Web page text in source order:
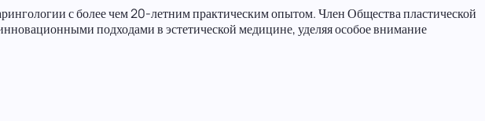
с более чем 20-летним практическим опытом. Член Общества пластической
подходами в эстетической медицине, уделяя особое внимание